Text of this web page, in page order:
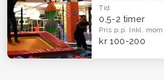
Tid
0,5-2 timer
Pris p.p. Inkl.
kr 100-200